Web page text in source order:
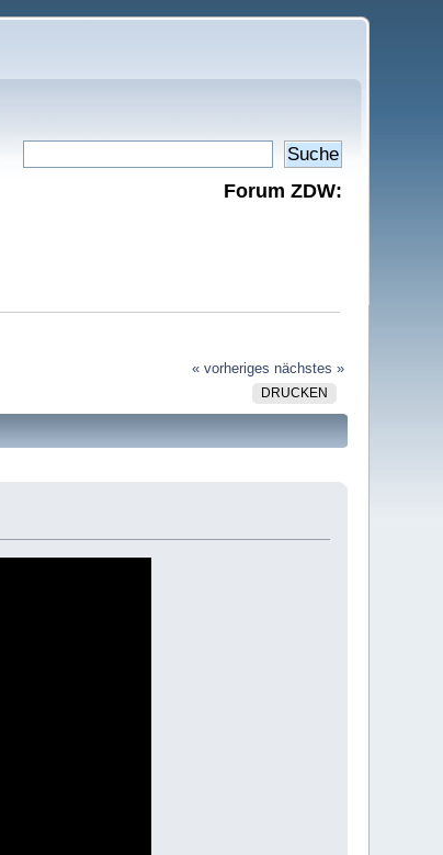
Forum ZDW:
« vorheriges nächstes »
DRUCKEN